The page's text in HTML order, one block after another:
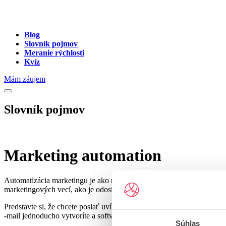
Súhlas
Blog
Slovník pojmov
Meranie rýchlosti
Kvíz
Mám záujem
Slovník pojmov
Marketing automation
Automatizácia marketingu je ako mať robotického kamaráta, ktorý
marketingových vecí, ako je odosielanie e -mailov, uverejňovanie
Predstavte si, že chcete poslať uvítací e -mail všetkým, ktorí sa
-mail jednoducho vytvoríte a softvér ho automaticky odošle novým